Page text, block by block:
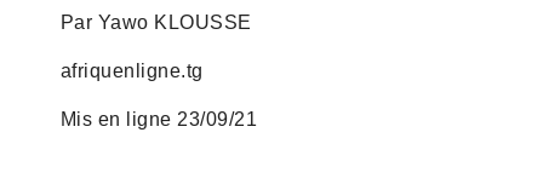
Par Yawo KLOUSSE
afriquenligne.tg
Mis en ligne 23/09/21